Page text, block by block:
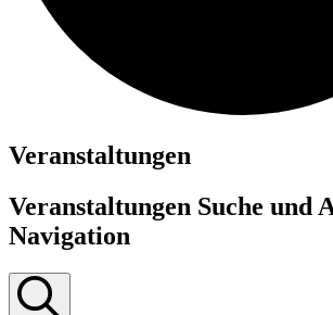
Veranstaltungen
Veranstaltungen Suche und
Navigation